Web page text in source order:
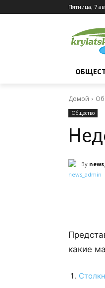
Пятница, 7
Домой
Общество
By
какие